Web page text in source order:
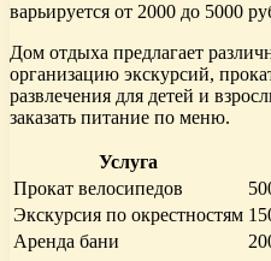
варьируется от 2000 до 5000
Дом отдыха предлагает
организацию экскурсий,
развлечения для детей и
заказать питание по меню.
Услуга
Прокат велосипедов
Экскурсия по окрестностям
Аренда бани